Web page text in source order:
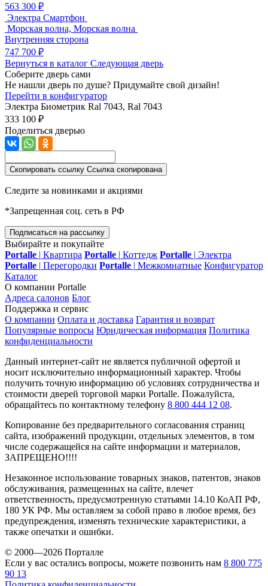
563 300 ₽
Электра Смартфон
Морская волна, Морская волна
Внутренняя сторона
747 700 ₽
Вернуться в каталог Следующая дверь
Соберите дверь сами
Не нашли дверь по душе? Придумайте свой дизайн!
Перейти в конфигуратор
Электра Биометрик Ral 7043, Ral 7043
333 100 ₽
Поделиться дверью
Скопировать ссылку Ссылка скопирована
Следите за новинками и акциями
*Запрещенная соц. сеть в РФ
Подписаться на рассылку
Выбирайте и покупайте
Portalle | Квартира Portalle | Коттедж Portalle | Электра
Portalle | Перегородки Portalle | Межкомнатные Конфигуратор
Каталог
О компании Portalle
Адреса салонов Блог
Поддержка и сервис
О компании Оплата и доставка Гарантия и возврат
Популярные вопросы Юридическая информация Политика
конфиденциальности
Данный интернет-сайт не является публичной офертой и
носит исключительно информационный характер. Чтобы
получить точную информацию об условиях сотрудничества и
стоимости дверей торговой марки Portalle. Пожалуйста,
обращайтесь по контактному телефону 8 800 444 12 08.
Копирование без предварительного согласования страниц
сайта, изображений продукции, отдельных элементов, в том
числе содержащейся на сайте информации и материалов,
ЗАПРЕЩЕНО!!!!
Незаконное использование товарных знаков, патентов, знаков
обслуживания, размещенных на сайте, влечет
ответственность, предусмотренную статьями 14.10 КоАП РФ,
180 УК РФ. Мы оставляем за собой право в любое время, без
предупреждения, изменять технические характеристики, а
также опечатки и ошибки.
© 2000—2026 Порталле
Если у вас остались вопросы, можете позвонить нам 8 800 775
90 13